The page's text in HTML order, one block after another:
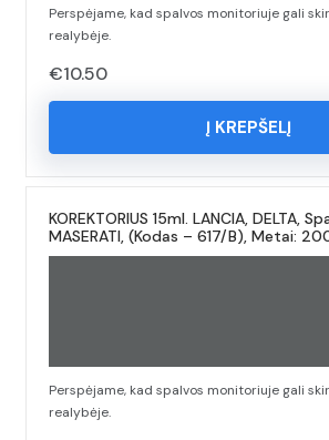
Perspėjame, kad spalvos monitoriuje gali
realybėje.
€10.50
Į KREPŠELĮ
KOREKTORIUS 15ml. LANCIA, DELTA,
MASERATI, (Kodas – 617/B), Metai:
Perspėjame, kad spalvos monitoriuje gali
realybėje.